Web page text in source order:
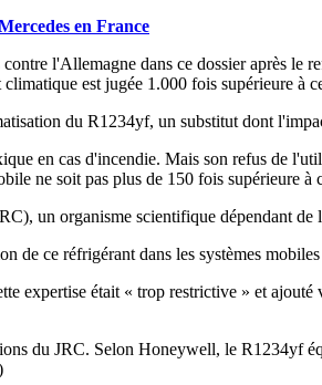
en France
l'Allemagne dans ce dossier après
est jugée 1.000 fois supérieure à
du R1234yf, un substitut dont
en cas d'incendie. Mais son refus de
ne soit pas plus de 150 fois supérieure à
un organisme scientifique dépendant
de ce réfrigérant dans les systèmes
expertise était « trop restrictive » et
du JRC. Selon Honeywell, le R1234yf